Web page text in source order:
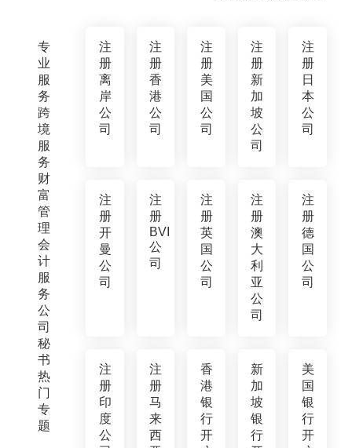
专
业
服
务
跨
境
服
务
财
富
管
理
会
计
服
务
公
司
秘
书
热
门
专
题
注
册
离
岸
公
司
注
册
香
港
公
司
注
册
美
国
公
司
注
册
新
加
坡
公
司
注
册
日
本
公
司
注
册
开
曼
公
司
注
册
BVI
公
司
注
册
英
国
公
司
注
册
澳
大
利
亚
公
司
注
册
德
国
公
司
注
册
印
度
公
注
册
马
来
西
香
港
银
行
开
新
加
坡
银
行
美
国
银
行
开